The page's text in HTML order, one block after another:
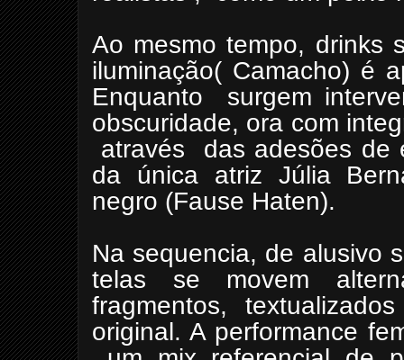
Ao mesmo tempo, drinks
iluminação( Camacho) é
Enquanto surgem
obscuridade, ora com
através das adesões de
da única atriz Júlia
negro (Fause Haten).
Na sequencia, de alusivo
telas se movem
fragmentos,
original. A performance